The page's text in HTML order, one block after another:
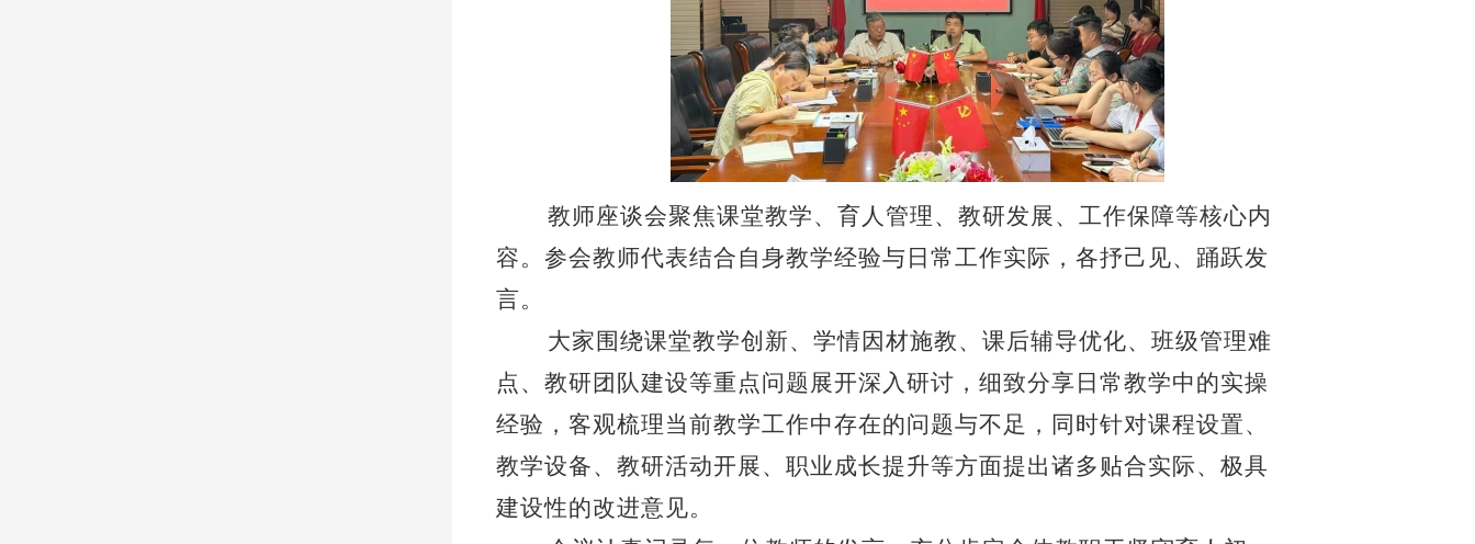
教师座谈会聚焦课堂教学、育人管理、教研发展、工作保障等核心内
容。参会教师代表结合自身教学经验与日常工作实际，各抒己见、踊跃发
言。
大家围绕课堂教学创新、学情因材施教、课后辅导优化、班级管理难
点、教研团队建设等重点问题展开深入研讨，细致分享日常教学中的实操
经验，客观梳理当前教学工作中存在的问题与不足，同时针对课程设置、
教学设备、教研活动开展、职业成长提升等方面提出诸多贴合实际、极具
建设性的改进意见。